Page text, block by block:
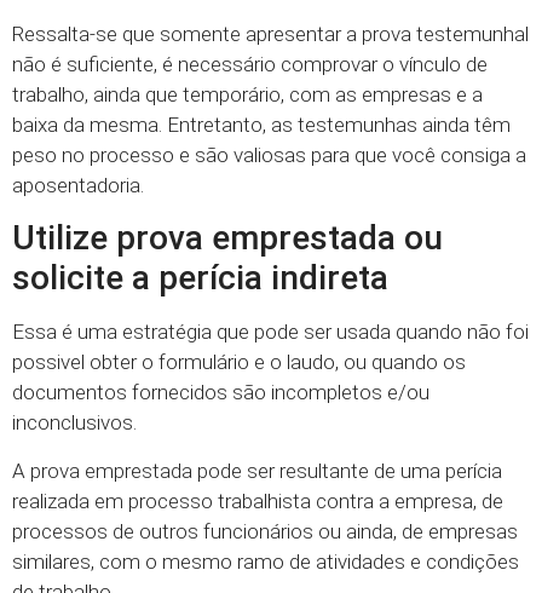
Ressalta-se que somente apresentar a prova testemunhal
não é suficiente, é necessário comprovar o vínculo de
trabalho, ainda que temporário, com as empresas e a
baixa da mesma. Entretanto, as testemunhas ainda têm
peso no processo e são valiosas para que você consiga a
aposentadoria.
Utilize prova emprestada ou
solicite a perícia indireta
Essa é uma estratégia que pode ser usada quando não foi
possivel obter o formulário e o laudo, ou quando os
documentos fornecidos são incompletos e/ou
inconclusivos.
A prova emprestada pode ser resultante de uma perícia
realizada em processo trabalhista contra a empresa, de
processos de outros funcionários ou ainda, de empresas
similares, com o mesmo ramo de atividades e condições